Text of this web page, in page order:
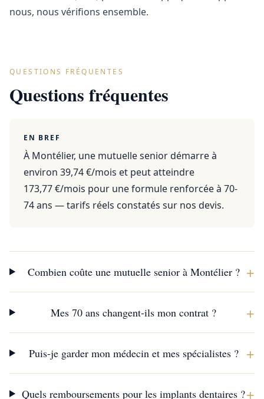
nous, nous vérifions ensemble.
QUESTIONS FRÉQUENTES
Questions fréquentes
EN BREF
À Montélier, une mutuelle senior démarre à
environ 39,74 €/mois et peut atteindre
173,77 €/mois pour une formule renforcée à 70-
74 ans — tarifs réels constatés sur nos devis.
Combien coûte une mutuelle senior à Montélier ? +
Mes 70 ans changent-ils mon contrat ? +
Puis-je garder mon médecin et mes spécialistes ? +
Quels remboursements pour les implants dentaires ?+